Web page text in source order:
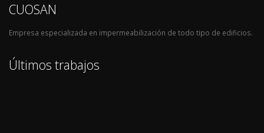
CUOSAN
Empresa especializada en impermeabilización de todo tipo de edificios.
Últimos trabajos